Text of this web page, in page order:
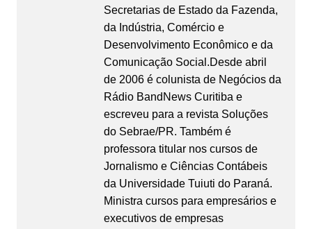
Secretarias de Estado da Fazenda,
da Indústria, Comércio e
Desenvolvimento Econômico e da
Comunicação Social.Desde abril
de 2006 é colunista de Negócios da
Rádio BandNews Curitiba e
escreveu para a revista Soluções
do Sebrae/PR. Também é
professora titular nos cursos de
Jornalismo e Ciências Contábeis
da Universidade Tuiuti do Paraná.
Ministra cursos para empresários e
executivos de empresas